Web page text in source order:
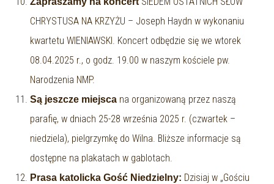
CHRYSTUSA NA KRZYŻU – Joseph Haydn w wykonaniu
kwartetu WIENIAWSKI. Koncert odbędzie się we wtorek
08.04.2025 r., o godz. 19.00 w naszym kościele pw.
Narodzenia NMP.
Są jeszcze miejsca na organizowaną przez naszą
parafię, w dniach 25-28 września 2025 r. (czwartek –
niedziela), pielgrzymkę do Wilna. Bliższe informacje są
dostępne na plakatach w gablotach.
Prasa katolicka Gość Niedzielny: Dzisiaj w „Gościu